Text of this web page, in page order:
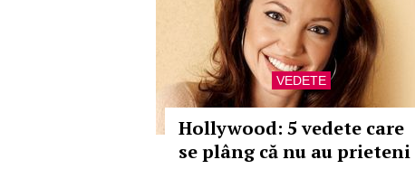
VEDETE
Hollywood: 5 vedete care
se plâng că nu au prieteni